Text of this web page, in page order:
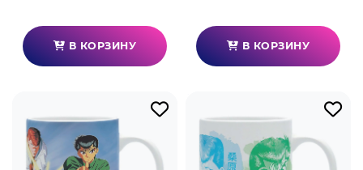
В КОРЗИНУ В КОРЗИНУ